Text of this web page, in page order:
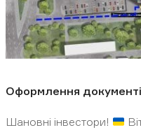
Оформлення
Шановні інвестори!